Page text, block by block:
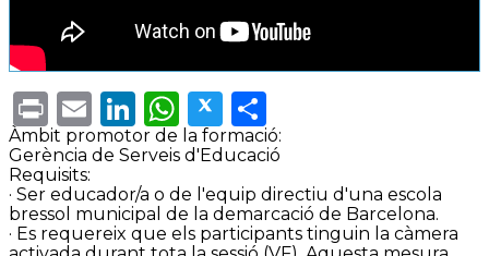
PrintEmailLinkedIn
WhatsApp
Twitter
Àmbit promotor de la formació:
Gerència de Serveis d'Educació
Requisits:
· Ser educador/a o de l'equip directiu d'una escola
bressol municipal de la demarcació de Barcelona.
· Es requereix que els participants tinguin la càmera